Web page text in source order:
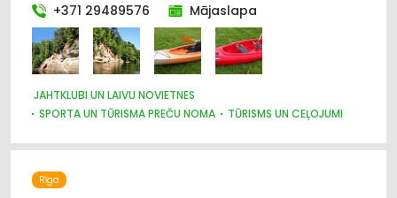
+371 29489576 Mājaslapa
JAHTKLUBI UN LAIVU NOVIETNES
SPORTA UN TŪRISMA PREČU NOMA
TŪRISMS UN CEĻOJUMI
Rīga